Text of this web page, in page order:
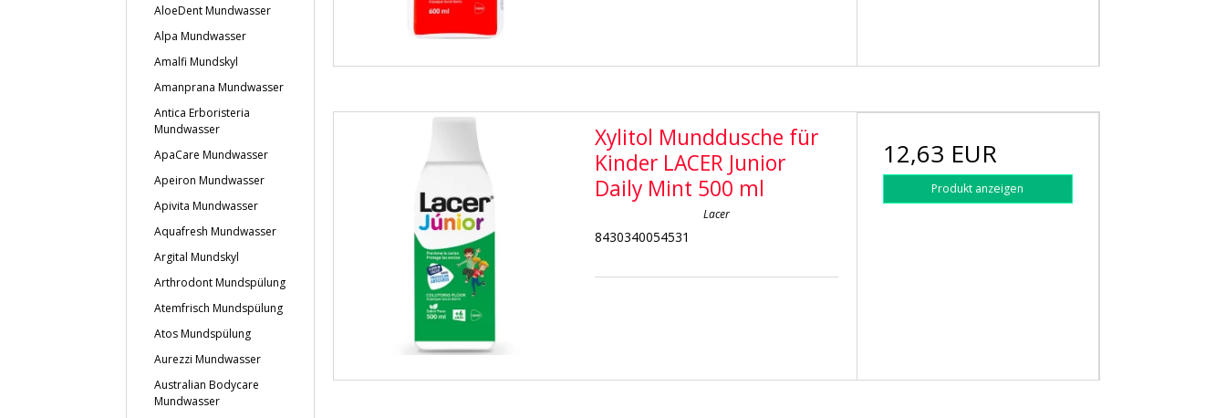
AloeDent Mundwasser
Alpa Mundwasser
Amalfi Mundskyl
Amanprana Mundwasser
Antica Erboristeria
Mundwasser
ApaCare Mundwasser
Apeiron Mundwasser
Apivita Mundwasser
Aquafresh Mundwasser
Argital Mundskyl
Arthrodont Mundspülung
Atemfrisch Mundspülung
Atos Mundspülung
Aurezzi Mundwasser
Australian Bodycare
Mundwasser
Xylitol Munddusche für
Kinder LACER Junior
Daily Mint 500 ml
Lacer
8430340054531
12,63 EUR
Produkt anzeigen